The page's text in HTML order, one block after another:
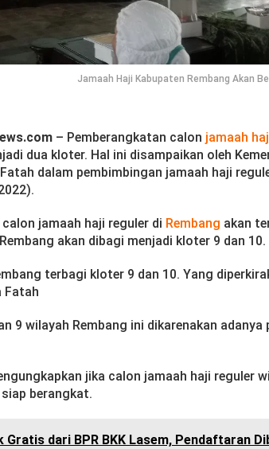
Jamaah Haji Kabupaten Rembang Akan
– Pemberangkatan calon jamaah
dua kloter. Hal ini disampaikan oleh
dalam pembimbingan jamaah haji
jamaah haji reguler di Rembang akan
akan dibagi menjadi kloter 9 dan 10.
terbagi kloter 9 dan 10. Yang
Fatah
9 wilayah Rembang ini dikarenakan
jika calon jamaah haji reguler
berangkat.
Gratis dari BPR BKK Lasem, Pendaftaran